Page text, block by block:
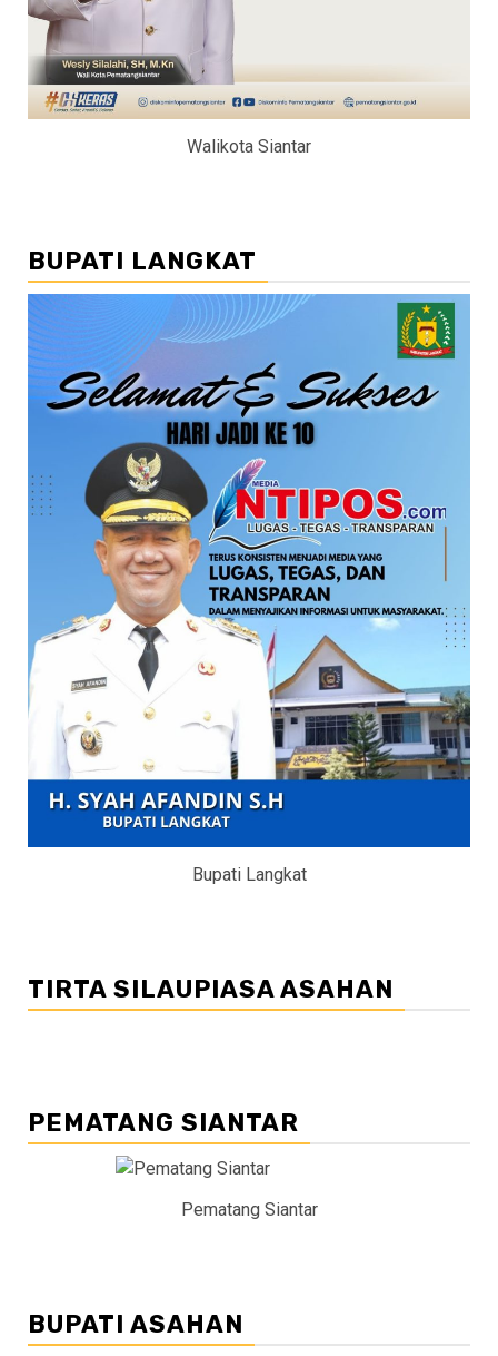
Walikota Siantar
BUPATI LANGKAT
Bupati Langkat
TIRTA SILAUPIASA ASAHAN
PEMATANG SIANTAR
Pematang Siantar
BUPATI ASAHAN